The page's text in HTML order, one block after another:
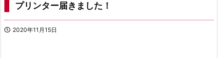
プリンター届きました！
2020年11月15日